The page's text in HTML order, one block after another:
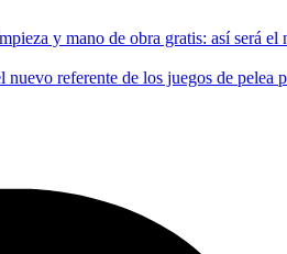
y mano de obra gratis: así será
referente de los juegos de pelea